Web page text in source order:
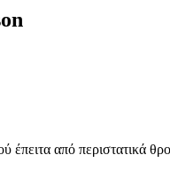
από περιστατικά